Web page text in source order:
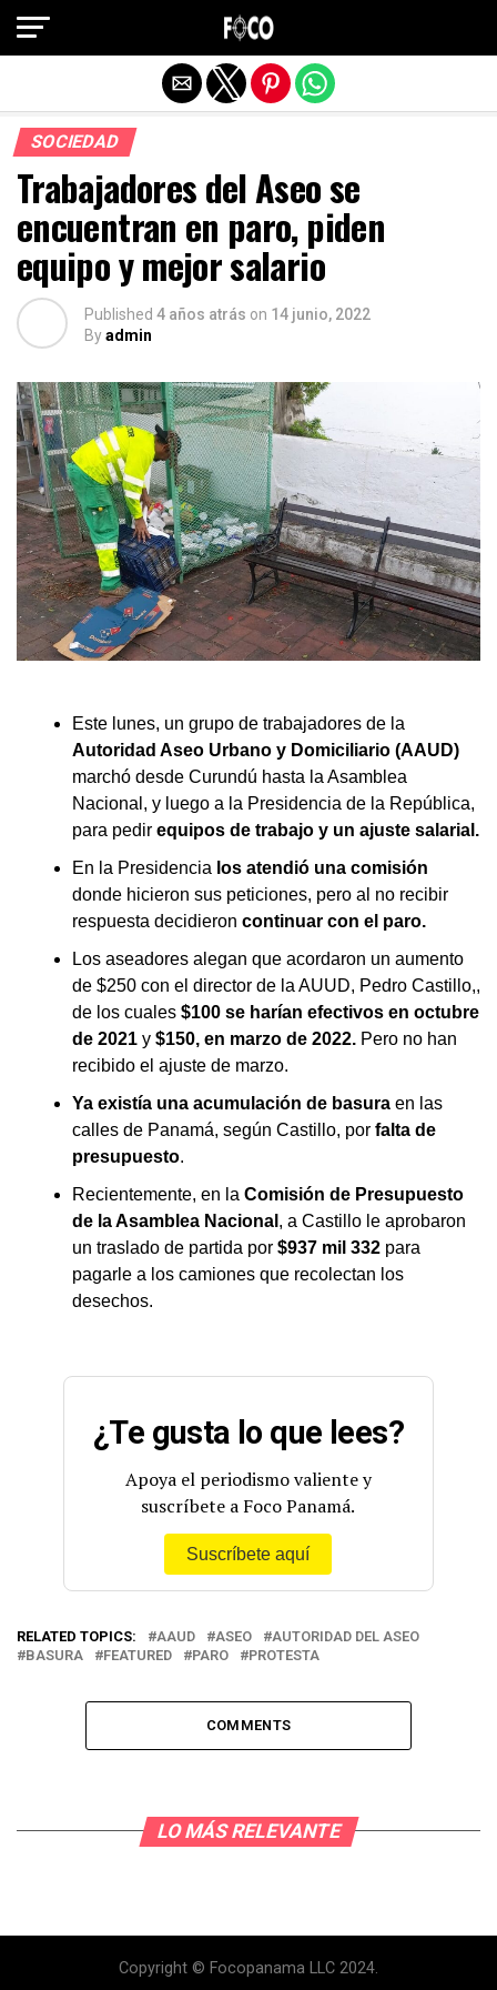
SOCIEDAD
Trabajadores del Aseo se
encuentran en paro, piden
equipo y mejor salario
Published 4 años atrás on 14 junio, 2022
Byadmin
Este lunes, un grupo de trabajadores de la
Autoridad Aseo Urbano y Domiciliario (AAUD)
marchó desde Curundú hasta la Asamblea
Nacional, y luego a la Presidencia de la República,
para pedir equipos de trabajo y un ajuste salarial.
En la Presidencia los atendió una comisión
donde hicieron sus peticiones, pero al no recibir
respuesta decidieron continuar con el paro.
Los aseadores alegan que acordaron un aumento
de $250 con el director de la AUUD, Pedro Castillo,,
de los cuales $100 se harían efectivos en octubre
de 2021 y $150, en marzo de 2022. Pero no han
recibido el ajuste de marzo.
Ya existía una acumulación de basura en las
calles de Panamá, según Castillo, por falta de
presupuesto.
Recientemente, en la Comisión de Presupuesto
de la Asamblea Nacional , a Castillo le aprobaron
un traslado de partida por $937 mil 332 para
pagarle a los camiones que recolectan los
desechos.
¿Te gusta lo que lees?
Apoya el periodismo valiente y
suscríbete a Foco Panamá.
Suscríbete aquí
RELATED TOPICS: AAUD ASEO
AUTORIDAD DEL ASEO
BASURA
FEATURED PARO PROTESTA
COMMENTS
LO MÁS RELEVANTE
Copyright © Focopanama LLC 2024.
Salir de la versión móvil